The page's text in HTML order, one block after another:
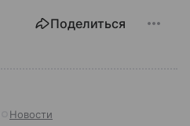
Поделиться
Новости